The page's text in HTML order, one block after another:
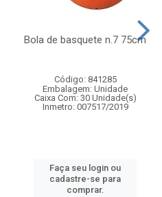
Bola de basquete n.7 75cm
Código: 841285
Embalagem: Unidade
Caixa Com: 30 Unidade(s)
Inmetro: 007517/2019
Faça seu login ou
cadastre-se para
comprar.